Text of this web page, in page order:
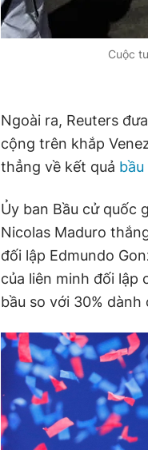
Cuộc
Ngoài ra, Reuters
cộng trên khắp
thẳng về kết quả
Ủy ban Bầu cử quốc
Nicolas Maduro
đối lập Edmundo
của liên minh đối lập
bầu so với 30%